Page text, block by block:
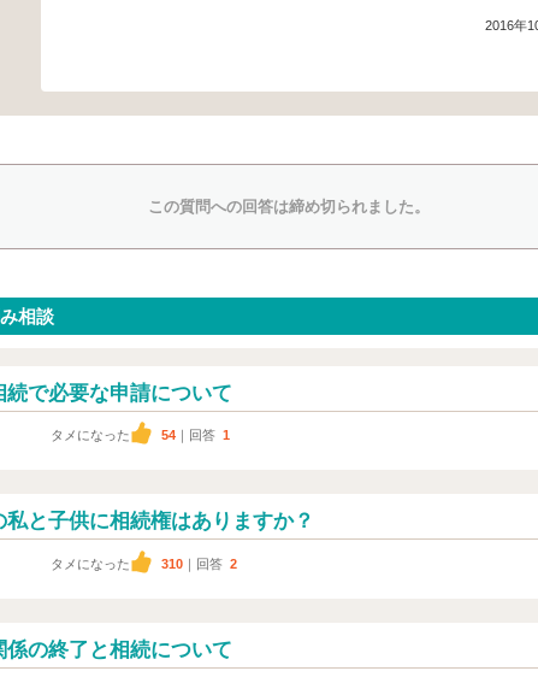
2016年
この質問への回答は締め切られました。
相談
続で必要な申請について
タメになった 54 ｜回答 1
私と子供に相続権はありますか？
タメになった 310 ｜回答 2
係の終了と相続について